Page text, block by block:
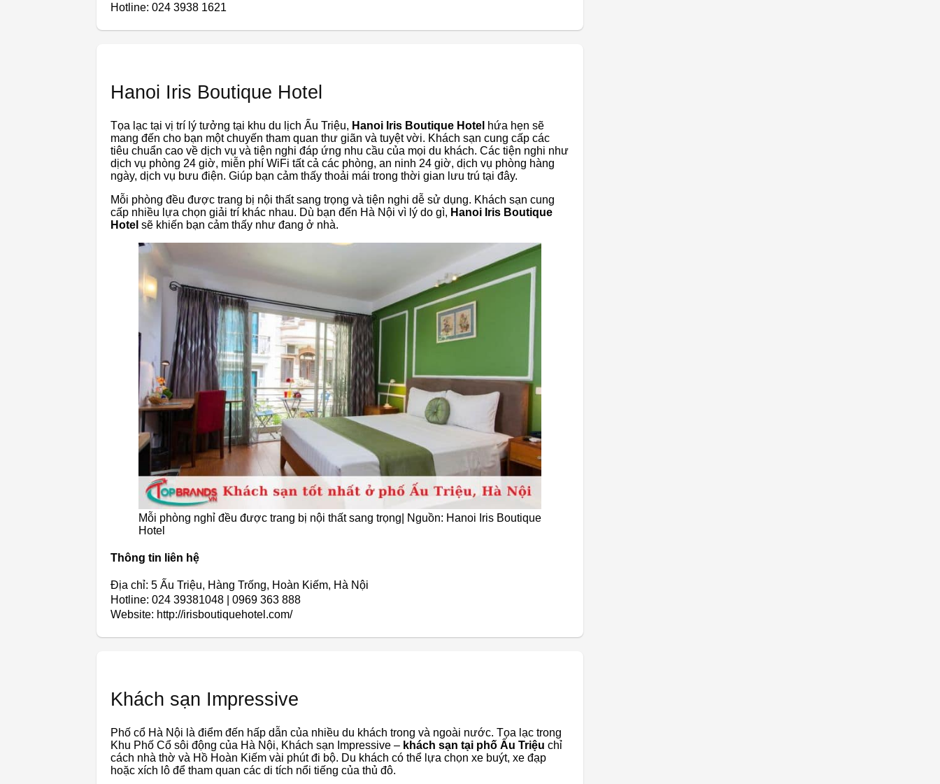
Hotline: 024 3938 1621
Hanoi Iris Boutique Hotel
Tọa lạc tại vị trí lý tưởng tại khu du lịch Ấu Triệu, Hanoi Iris Boutique Hotel hứa hẹn sẽ
mang đến cho bạn một chuyến tham quan thư giãn và tuyệt vời. Khách sạn cung cấp các
tiêu chuẩn cao về dịch vụ và tiện nghi đáp ứng nhu cầu của mọi du khách. Các tiện nghi như
dịch vụ phòng 24 giờ, miễn phí WiFi tất cả các phòng, an ninh 24 giờ, dịch vụ phòng hàng
ngày, dịch vụ bưu điện. Giúp bạn cảm thấy thoải mái trong thời gian lưu trú tại đây.
Mỗi phòng đều được trang bị nội thất sang trọng và tiện nghi dễ sử dụng. Khách sạn cung
cấp nhiều lựa chọn giải trí khác nhau. Dù bạn đến Hà Nội vì lý do gì, Hanoi Iris Boutique
Hotel sẽ khiến bạn cảm thấy như đang ở nhà.
Mỗi phòng nghỉ đều được trang bị nội thất sang trọng| Nguồn: Hanoi Iris Boutique
Hotel
Thông tin liên hệ
Địa chỉ: 5 Ấu Triệu, Hàng Trống, Hoàn Kiếm, Hà Nội
Hotline: 024 39381048 | 0969 363 888
Website: http://irisboutiquehotel.com/
Khách sạn Impressive
Phố cổ Hà Nội là điểm đến hấp dẫn của nhiều du khách trong và ngoài nước. Tọa lạc trong
Khu Phố Cổ sôi động của Hà Nội, Khách sạn Impressive – khách sạn tại phố Ấu Triệu chỉ
cách nhà thờ và Hồ Hoàn Kiếm vài phút đi bộ. Du khách có thể lựa chọn xe buýt, xe đạp
hoặc xích lô để tham quan các di tích nổi tiếng của thủ đô.